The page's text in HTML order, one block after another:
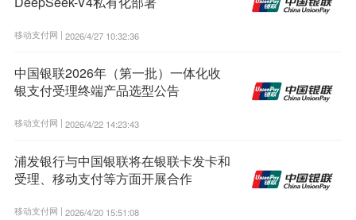
移动支付网 | 2026/4/27 10:32:36
中国银联2026年（第一批）一体化收
银支付受理终端产品选型公告
移动支付网 | 2026/4/22 14:23:43
浦发银行与中国银联将在银联卡发卡和
受理、移动支付等方面开展合作
移动支付网 | 2026/4/20 15:51:08